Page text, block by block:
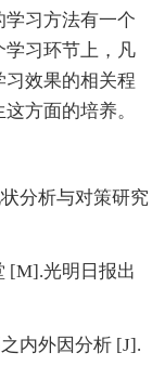
习方法有一个
学习环节上，凡
效果的相关程
方面的培养。
分析与对策研究
光明日报出
内外因分析 [J].